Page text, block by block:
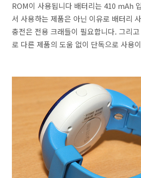
ROM이 사용됩니다 배터리는 410 mAh
서 사용하는 제품은 아닌 이유로 배터리
충전은 전용 크래들이 필요합니다. 그리
로 다른 제품의 도움 없이 단독으로 사용